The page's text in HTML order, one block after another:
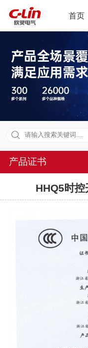
首页
产品证书
HHQ5时控